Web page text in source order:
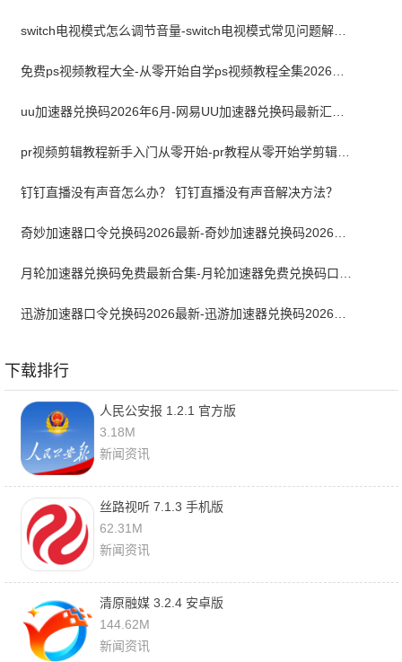
switch电视模式怎么调节音量-switch电视模式常见问题解决方案
pr视频剪辑教程新手入门从零开始-pr教程从零开始学剪辑全集免费
钉钉直播没有声音怎么办？ 钉钉直播没有声音解决方法？
下载排行
人民公安报 1.2.1 官方版
3.18M
新闻资讯
丝路视听 7.1.3 手机版
62.31M
新闻资讯
清原融媒 3.2.4 安卓版
144.62M
新闻资讯